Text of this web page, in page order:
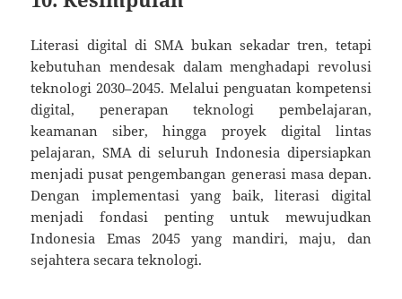
Literasi digital di SMA bukan sekadar tren, tetapi
kebutuhan mendesak dalam menghadapi revolusi
teknologi 2030–2045. Melalui penguatan kompetensi
digital, penerapan teknologi pembelajaran,
keamanan siber, hingga proyek digital lintas
pelajaran, SMA di seluruh Indonesia dipersiapkan
menjadi pusat pengembangan generasi masa depan.
Dengan implementasi yang baik, literasi digital
menjadi fondasi penting untuk mewujudkan
Indonesia Emas 2045 yang mandiri, maju, dan
sejahtera secara teknologi.